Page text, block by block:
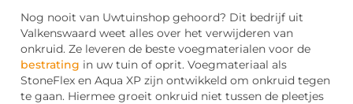
Nog nooit van Uwtuinshop gehoord? Dit bedrijf uit
Valkenswaard weet alles over het verwijderen van
onkruid. Ze leveren de beste voegmaterialen voor de
bestrating in uw tuin of oprit. Voegmateriaal als
StoneFlex en Aqua XP zijn ontwikkeld om onkruid tegen
te gaan. Hiermee groeit onkruid niet tussen de pleetjes